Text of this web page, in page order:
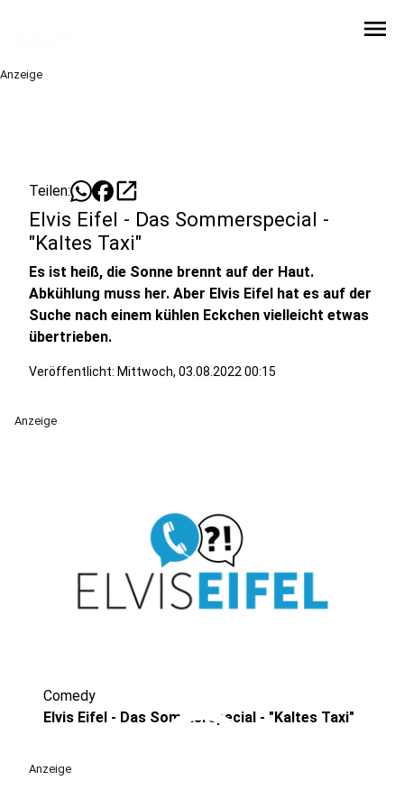
menu
Anzeige
Teilen: open_in_new
Elvis Eifel - Das Sommerspecial -
"Kaltes Taxi"
Es ist heiß, die Sonne brennt auf der Haut.
Abkühlung muss her. Aber Elvis Eifel hat es auf der
Suche nach einem kühlen Eckchen vielleicht etwas
übertrieben.
Veröffentlicht: Mittwoch, 03.08.2022 00:15
Anzeige
play_circle
Comedy
Elvis Eifel - Das Sommerspecial - "Kaltes Taxi"
Anzeige